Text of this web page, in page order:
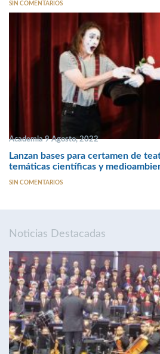
SIN COMENTARIOS
Academia 9 Agosto, 2022
Lanzan bases para certamen de
temáticas científicas y
SIN COMENTARIOS
Noticias Destacadas